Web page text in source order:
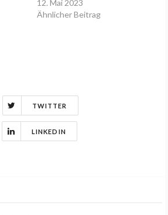
12. Mai 2023
Ähnlicher Beitrag
TWITTER
LINKEDIN